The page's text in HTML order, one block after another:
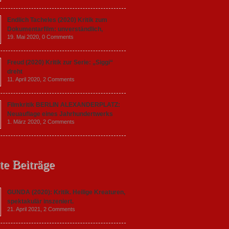
Endlich Tacheles (2020) Kritik zum
Dokumentarfilm: unverständlich,
19. Mai 2020, 0 Comments
Freud (2020) Kritik zur Serie: „Siggi“
dreht
11. April 2020, 2 Comments
Filmkritik BERLIN ALEXANDERPLATZ:
Neuauflage eines Jahrhundertwerks
1. März 2020, 2 Comments
Beiträge
GUNDA (2020): Kritik. Heilige Kreaturen,
spektakulär inszeniert.
21. April 2021, 2 Comments